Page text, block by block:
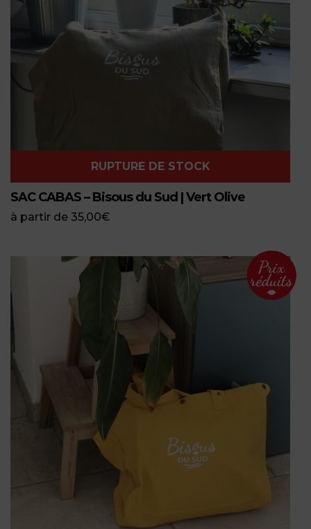
RUPTURE DE STOCK
SAC CABAS – Bisous du Sud | Vert Olive
à partir de 35,00€